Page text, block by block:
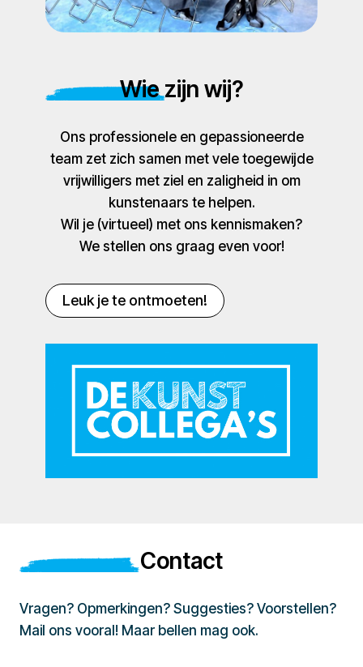
Wie zijn wij?
Ons professionele en gepassioneerde
team zet zich samen met vele toegewijde
vrijwilligers met ziel en zaligheid in om
kunstenaars te helpen.
Wil je (virtueel) met ons kennismaken?
We stellen ons graag even voor!
Leuk je te ontmoeten!
Contact
Vragen? Opmerkingen? Suggesties? Voorstellen?
Mail ons vooral! Maar bellen mag ook.